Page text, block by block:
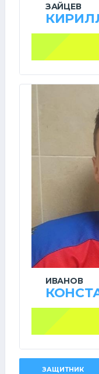
ЗАЙЦЕВ
ИВАНОВ
ЗАЩИТНИК